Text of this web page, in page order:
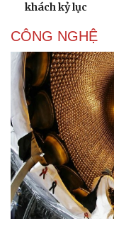
khách kỷ lục
CÔNG NGHỆ